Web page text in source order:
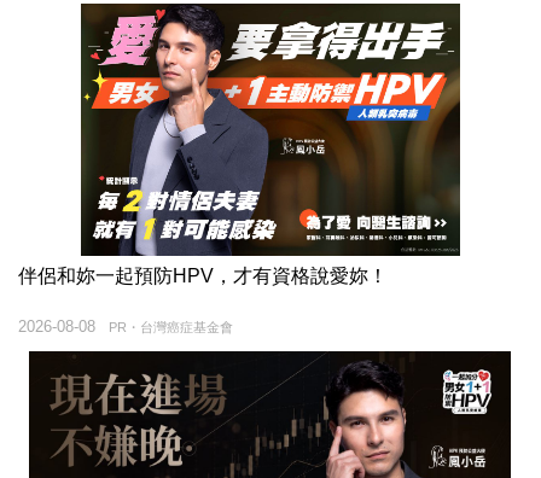
伴侶和妳一起預防HPV，才有資格說愛妳！
PR・台灣癌症基金會
2026-08-08